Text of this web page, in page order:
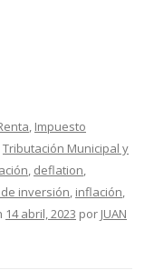
, Impuesto
Tributación Municipal y
, deflation,
inversión, inflación,
14 abril, 2023 por JUAN